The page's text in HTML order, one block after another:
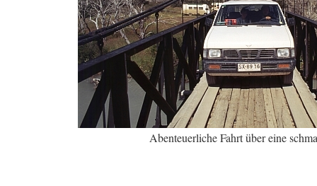
Abenteuerliche Fahrt über eine